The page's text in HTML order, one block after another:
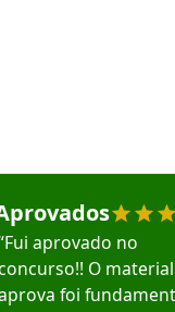
em depoimento
Mário
aprovado no
O
foi